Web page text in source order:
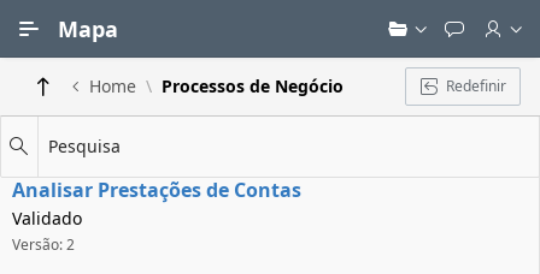
Mapa
Home Processos de Negócio Redefinir
Pesquisa
Analisar Prestações de Contas
Validado
Versão: 2